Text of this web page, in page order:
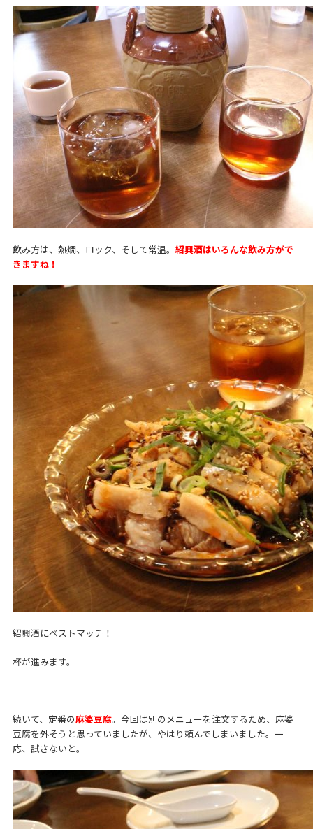
飲み方は、熱燗、ロック、そして常温。 紹興酒はいろんな飲み方がで
きますね！
紹興酒にベストマッチ！
杯が進みます。
続いて、定番の麻婆豆腐。今回は別のメニューを注文するため、麻婆
豆腐を外そうと思っていましたが、やはり頼んでしまいました。一
応、試さないと。